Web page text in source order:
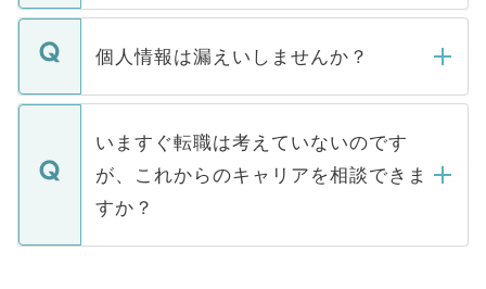
ません。
■応募殺到を避けるため 人気のある医療機
関を公にしてしまうと、応募が殺到する場
に、医療機関が求める条件に合った人材の
みを人材紹介会社に依頼するケースが増え
ています。
転職・入職を強要することは一切ありませ
ん。また、仮に応募先から内定をいただい
定を承諾する必要はありません。内定先へ
の辞退の連絡はキャリアパートナーが行い
個人情報は漏えいしませんか？
個人情報が漏えいすることはありませんの
で、ご安心ください。当サイトからの登録
などで収集したご登録者様の個人情報は、
ご本人のキャリアアップおよび転職活動の
支援を目的に使用いたします。お預かりし
ているすべての個人データはご本人の許可
いますぐ転職は考えていないのです
が、これからのキャリアを相談できま
すか？